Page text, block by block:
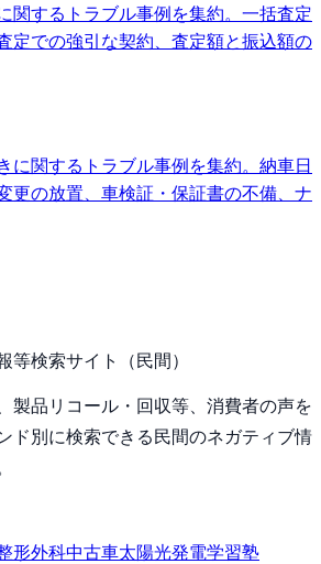
関するトラブル事例を集約。一括査定
定での強引な契約、査定額と振込額の
に関するトラブル事例を集約。納車日
更の放置、車検証・保証書の不備、ナ
等検索サイト（民間）
製品リコール・回収等、消費者の声を
ド別に検索できる民間のネガティブ情
形外科中古車太陽光発電学習塾